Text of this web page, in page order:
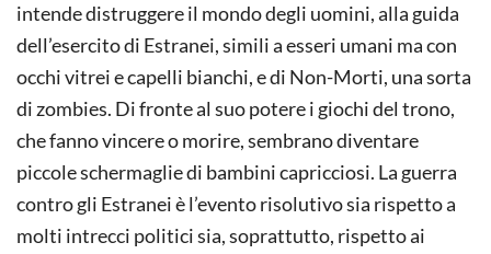
intende distruggere il mondo degli uomini, alla guida
dell’esercito di Estranei, simili a esseri umani ma con
occhi vitrei e capelli bianchi, e di Non-Morti, una sorta
di zombies. Di fronte al suo potere i giochi del trono,
che fanno vincere o morire, sembrano diventare
piccole schermaglie di bambini capricciosi. La guerra
contro gli Estranei è l’evento risolutivo sia rispetto a
molti intrecci politici sia, soprattutto, rispetto ai